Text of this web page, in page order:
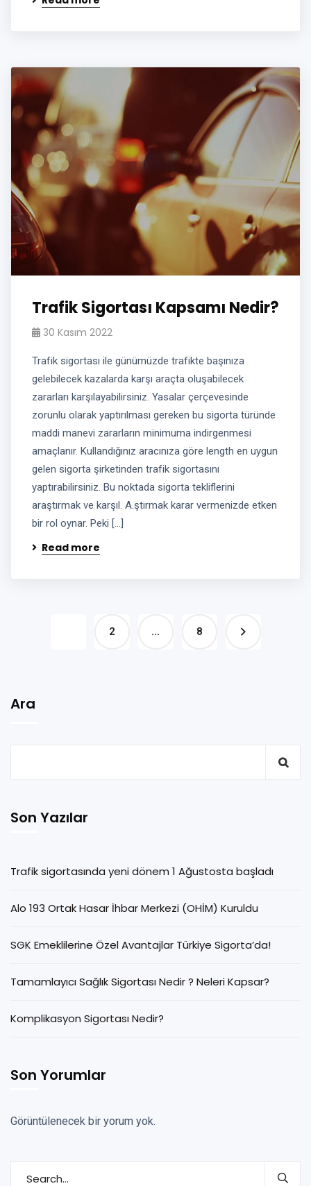
Trafik Sigortası Kapsamı Nedir?
30 Kasım 2022
Trafik sigortası ile günümüzde trafikte başınıza
gelebilecek kazalarda karşı araçta oluşabilecek
zararları karşılayabilirsiniz. Yasalar çerçevesinde
zorunlu olarak yaptırılması gereken bu sigorta türünde
maddi manevi zararların minimuma indirgenmesi
amaçlanır. Kullandığınız aracınıza göre length en uygun
gelen sigorta şirketinden trafik sigortasını
yaptırabilirsiniz. Bu noktada sigorta tekliflerini
araştırmak ve karşıl. A.ştırmak karar vermenizde etken
bir rol oynar. Peki […]
Read more
2 … 8
Ara
Son Yazılar
Trafik sigortasında yeni dönem 1 Ağustosta başladı
Alo 193 Ortak Hasar İhbar Merkezi (OHİM) Kuruldu
SGK Emeklilerine Özel Avantajlar Türkiye Sigorta’da!
Tamamlayıcı Sağlık Sigortası Nedir ? Neleri Kapsar?
Komplikasyon Sigortası Nedir?
Son Yorumlar
Görüntülenecek bir yorum yok.